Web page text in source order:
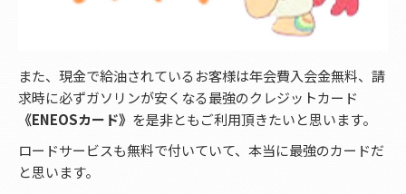
また、現金で給油されているお客様は年会費入会金無料、請
求時に必ずガソリンが安くなる最強のクレジットカード
《ENEOSカード》 を是非ともご利用頂きたいと思います。
ロードサービスも無料で付いていて、本当に最強のカードだ
と思います。